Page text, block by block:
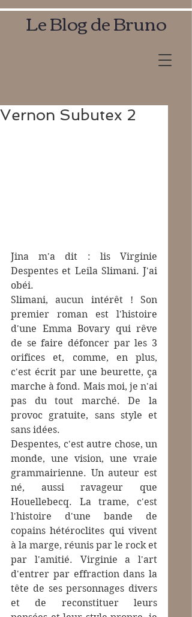
Le Blog de Bruno
Vernon Subutex 2
Jina m'a dit : lis Virginie
Despentes et Leila Slimani. J'ai
obéi.
Slimani, aucun intérêt ! Son
premier roman est l'histoire
d'une Emma Bovary qui rêve
de se faire défoncer par les 3
orifices et, comme, en plus,
c'est écrit par une beurette, ça
marche à fond. Mais moi, je n'ai
pas du tout marché. De la
provoc gratuite, sans style et
sans idées.
Despentes, c'est autre chose, un
monde, une vision, une vraie
grammairienne. Un auteur est
né, aussi ravageur que
Houellebecq. La trame, c'est
l'histoire d'une bande de
copains hétéroclites qui vivent
à la marge, réunis par le rock et
par l'amitié. Virginie a l'art
d'entrer par effraction dans la
tête de ses personnages divers
et de reconstituer leurs